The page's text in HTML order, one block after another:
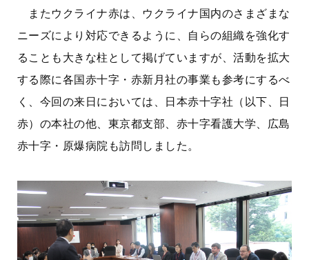
またウクライナ赤は、ウクライナ国内のさまざまな
ニーズにより対応できるように、自らの組織を強化す
ることも大きな柱として掲げていますが、活動を拡大
する際に各国赤十字・赤新月社の事業も参考にするべ
く、今回の来日においては、日本赤十字社（以下、日
赤）の本社の他、東京都支部、赤十字看護大学、広島
赤十字・原爆病院も訪問しました。